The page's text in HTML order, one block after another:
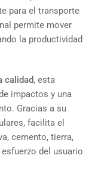
para el transporte
permite mover
la productividad
calidad, esta
impactos y una
Gracias a su
facilita el
cemento, tierra,
del usuario